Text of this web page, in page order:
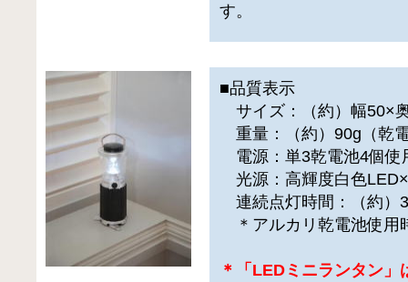
す。
■品質表示
サイズ：（約）幅50×
重量：（約）90g（乾
電源：単3乾電池4個使
光源：高輝度白色
連続点灯時間：（約）
＊アルカリ乾電池使用
＊「LEDミニランタン」